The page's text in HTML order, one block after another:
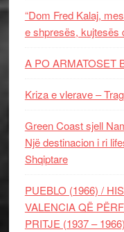
“Dom Fred Kalaj,
e shpresës, kujtesës
A PO ARMATOSET
Kriza e vlerave –
Green Coast sjell
Një destinacion i ri
Shqiptare
PUEBLO (1966) /
VALENCIA QË
PRITJE (1937 –